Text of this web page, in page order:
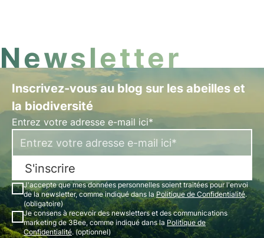
Newsletter
Inscrivez-vous au blog sur les abeilles et
la biodiversité
Entrez votre adresse e-mail ici*
S'inscrire
J'accepte que mes données personnelles soient traitées pour l'envoi
de la newsletter, comme indiqué dans la Politique de Confidentialité.
(obligatoire)
Je consens à recevoir des newsletters et des communications
marketing de 3Bee, comme indiqué dans la Politique de
Confidentialité. (optionnel)